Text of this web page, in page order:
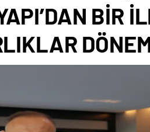
BİR